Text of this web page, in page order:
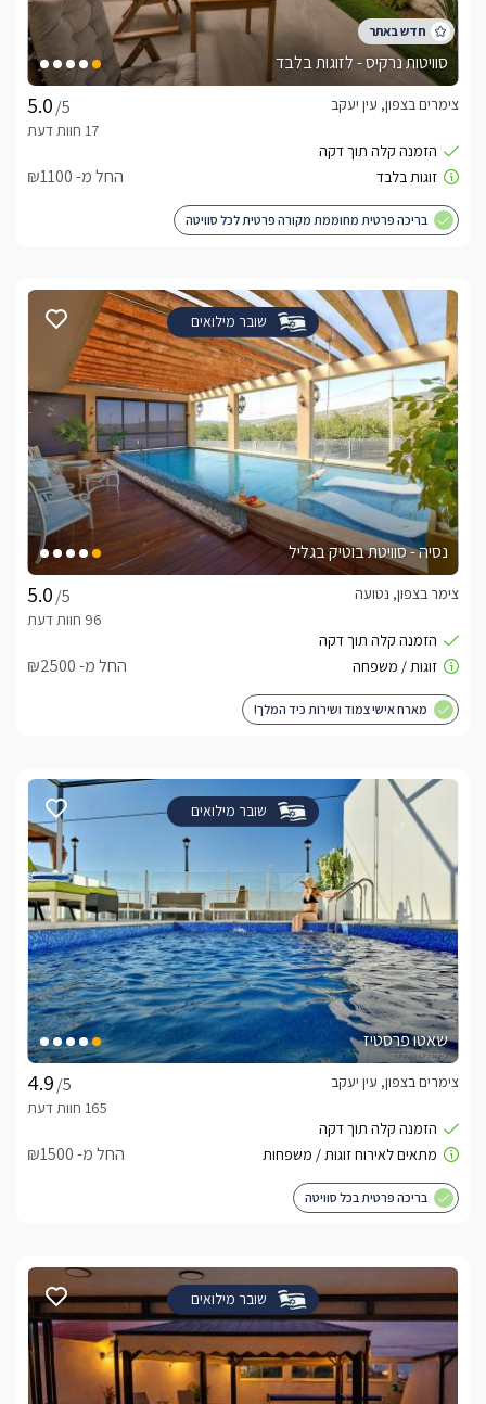
סוויטות נרקיס - לזוגות בלבד
/5
צימרים בצפון, עין יעקב
החל מ- ₪1100
בריכה פרטית מחוממת מקורה פרטית לכל סוויטה
שובר מילואים
נסיה - סוויטת בוטיק בגליל
/5
צימר בצפון, נטועה
החל מ- ₪2500
מארח אישי צמוד ושירות כיד המלך!
שובר מילואים
שאטו פרסטיז
/5
צימרים בצפון, עין יעקב
החל מ- ₪1500
בריכה פרטית בכל סוויטה
שובר מילואים